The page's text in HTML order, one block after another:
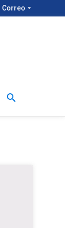
Correo arrow_drop_down
search